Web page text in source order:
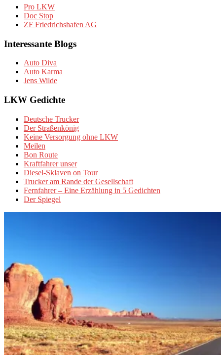
Pro LKW
Doc Stop
ZF Friedrichshafen AG
Interessante Blogs
Auto Diva
Auto Karma
Jens Wilde
LKW Gedichte
Deutsche Trucker
Der Straßenkönig
Keine Versorgung ohne LKW
Meilen
Bon Route
Kraftfahrer unser
Diesel-Sklaven on Tour
Trucker am Rande der Gesellschaft
Fernfahrer – Eine Erzählung in 5 Gedichten
Der Spiegel